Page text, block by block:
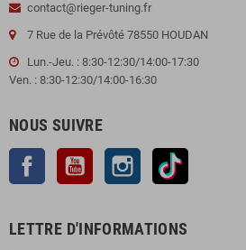
contact@rieger-tuning.fr
7 Rue de la Prévôté 78550 HOUDAN
Lun.-Jeu. : 8:30-12:30/14:00-17:30
Ven. : 8:30-12:30/14:00-16:30
NOUS SUIVRE
Facebook YouTube Instagram
LETTRE D'INFORMATIONS